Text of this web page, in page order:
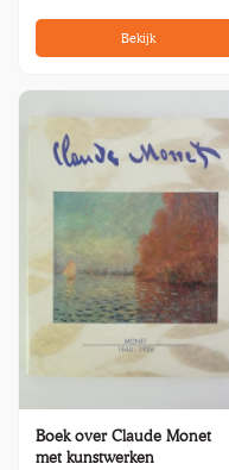
Bekijk
Boek over Claude Monet
met kunstwerken